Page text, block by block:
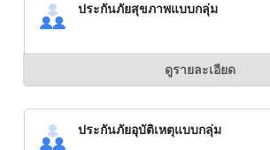
ประกันภัยสุขภาพแบบกลุ่ม
ดูรายละเอียด
ประกันภัยอุบัติเหตุแบบกลุ่ม